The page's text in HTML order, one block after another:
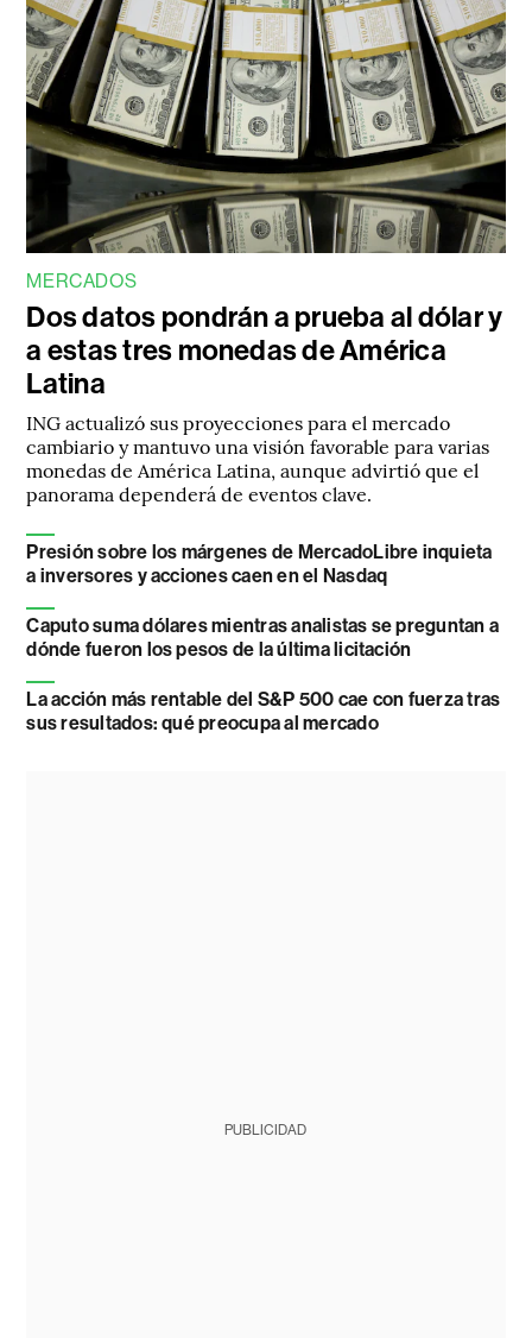
MERCADOS
Dos datos pondrán a prueba al dólar y
a estas tres monedas de América
Latina
ING actualizó sus proyecciones para el mercado
cambiario y mantuvo una visión favorable para varias
monedas de América Latina, aunque advirtió que el
panorama dependerá de eventos clave.
Presión sobre los márgenes de MercadoLibre inquieta
a inversores y acciones caen en el Nasdaq
Caputo suma dólares mientras analistas se preguntan a
dónde fueron los pesos de la última licitación
La acción más rentable del S&P 500 cae con fuerza tras
sus resultados: qué preocupa al mercado
PUBLICIDAD